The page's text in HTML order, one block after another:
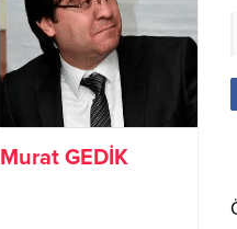
Murat GEDİK